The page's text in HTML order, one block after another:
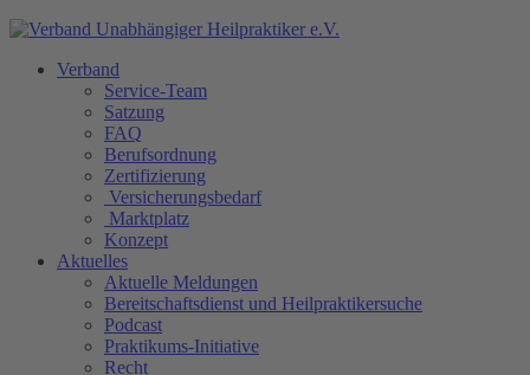
Verband
Service-Team
Satzung
FAQ
Berufsordnung
Zertifizierung
Versicherungsbedarf
Marktplatz
Konzept
Aktuelles
Aktuelle Meldungen
Bereitschaftsdienst und Heilpraktikersuche
Podcast
Praktikums-Initiative
Recht